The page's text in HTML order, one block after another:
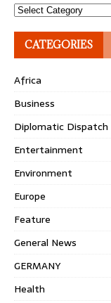
Topics
CATEGORIES
Africa
Business
Diplomatic Dispatch
Entertainment
Environment
Europe
Feature
General News
GERMANY
Health